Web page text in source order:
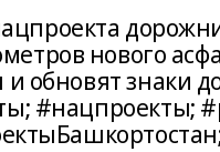
нового
обновят знаки
#нацпроекты;